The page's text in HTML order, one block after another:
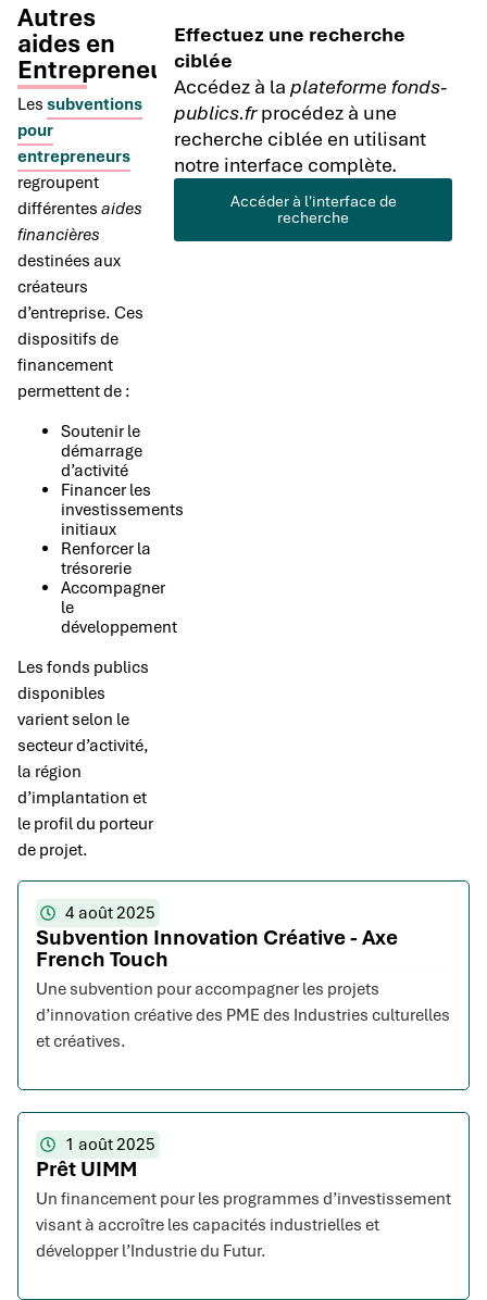
Autres
aides en
Entrepreneuriat
Les subventions
pour
entrepreneurs
regroupent
différentes aides
financières
destinées aux
créateurs
d’entreprise. Ces
dispositifs de
financement
permettent de :
Soutenir le
démarrage
d’activité
Financer les
investissements
initiaux
Renforcer la
trésorerie
Accompagner
le
développement
Les fonds publics
disponibles
varient selon le
secteur d’activité,
la région
d’implantation et
le profil du porteur
de projet.
Effectuez une recherche
ciblée
Accédez à laplateforme fonds-
publics.frprocédez à une
recherche ciblée en utilisant
notre interface complète.
Accéder à l'interface de
recherche
4 août 2025
Subvention Innovation Créative - Axe
French Touch
Une subvention pour accompagner les projets
d’innovation créative des PME des Industries culturelles
et créatives.
1 août 2025
Prêt UIMM
Un financement pour les programmes d’investissement
visant à accroître les capacités industrielles et
développer l’Industrie du Futur.